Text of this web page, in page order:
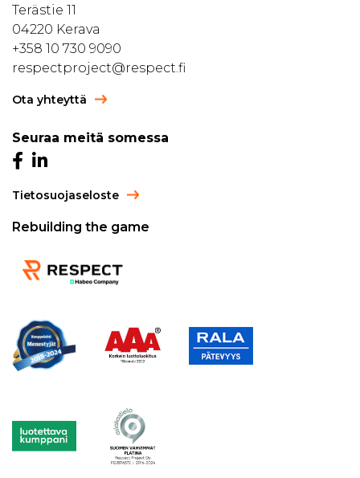
Terästie 11
04220 Kerava
+358 10 730 9090
respectproject@respect.fi
Ota yhteyttä
Seuraa meitä somessa
Tietosuojaseloste
Rebuilding the game